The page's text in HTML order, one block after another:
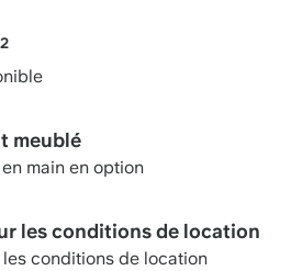
2
meublé
main en option
les conditions de location
conditions de location